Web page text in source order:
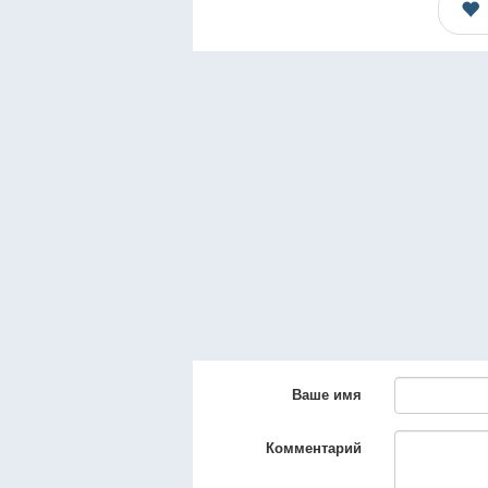
Ваше имя
Комментарий